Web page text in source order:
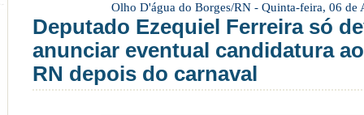
Olho D'água do Borges/RN - Quinta-feira, 06 de
Deputado Ezequiel Ferreira só
anunciar eventual candidatura
RN depois do carnaval